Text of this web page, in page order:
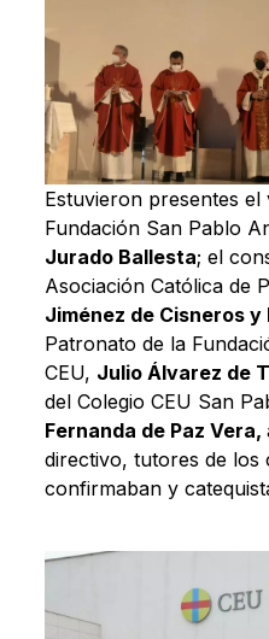
Estuvieron presentes el
Fundación San Pablo
Jurado Ballesta; el
Asociación Católica de
Jiménez de Cisneros y
Patronato de la
CEU, Julio Álvarez de
del Colegio CEU San
Fernanda de Paz Vera,
directivo, tutores de los
confirmaban y